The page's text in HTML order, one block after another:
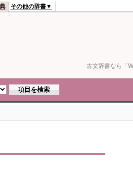
古文辞書なら「
その他の辞書▼